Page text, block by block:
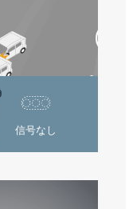
信号なし